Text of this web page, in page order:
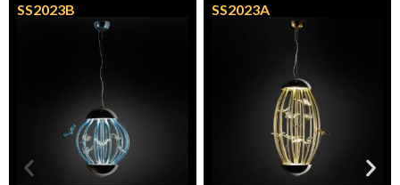
SS2023B SS2023A